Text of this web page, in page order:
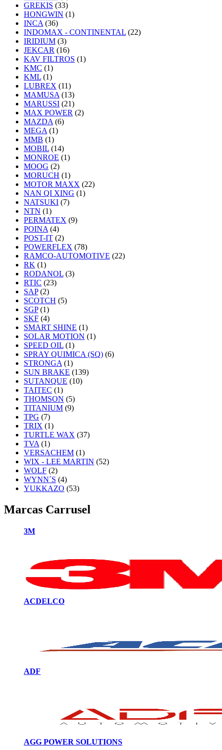
GREKIS (33)
HONGWIN (1)
INCA (36)
INDOMAX - CONTINENTAL (22)
IRIDIUM (3)
JEKCAR (16)
KAV FILTROS (1)
KMC (1)
KML (1)
LUBREX (11)
MAMUSA (13)
MARUSSI (21)
MAX POWER (2)
MAZDA (6)
MEGA (1)
MMB (1)
MOBIL (14)
MONROE (1)
MOOG (2)
MORUCH (1)
MOTOR MAXX (22)
NAN QI XING (1)
NATSUKI (7)
NTN (1)
PERMATEX (9)
POINA (4)
POST-IT (2)
POWERFLEX (78)
RAMCO-AUTOMOTIVE (22)
RK (1)
RODANOL (3)
RTIC (23)
SAP (2)
SCOTCH (5)
SGP (1)
SKF (4)
SMART SHINE (1)
SOLAR MOTION (1)
SPEED OIL (1)
SPRAY QUIMICA (SQ) (6)
STRONGA (1)
SUN BRAKE (139)
SUTANQUE (10)
TAITEC (1)
THOMSON (5)
TITANIUM (9)
TPG (7)
TRIX (1)
TURTLE WAX (37)
TVA (1)
VERSACHEM (1)
WIX - LEE MARTIN (52)
WOLF (2)
WYNN´S (4)
YUKKAZO (53)
Marcas Carrusel
3M
ACDELCO
ADF
AGG POWER SOLUTIONS